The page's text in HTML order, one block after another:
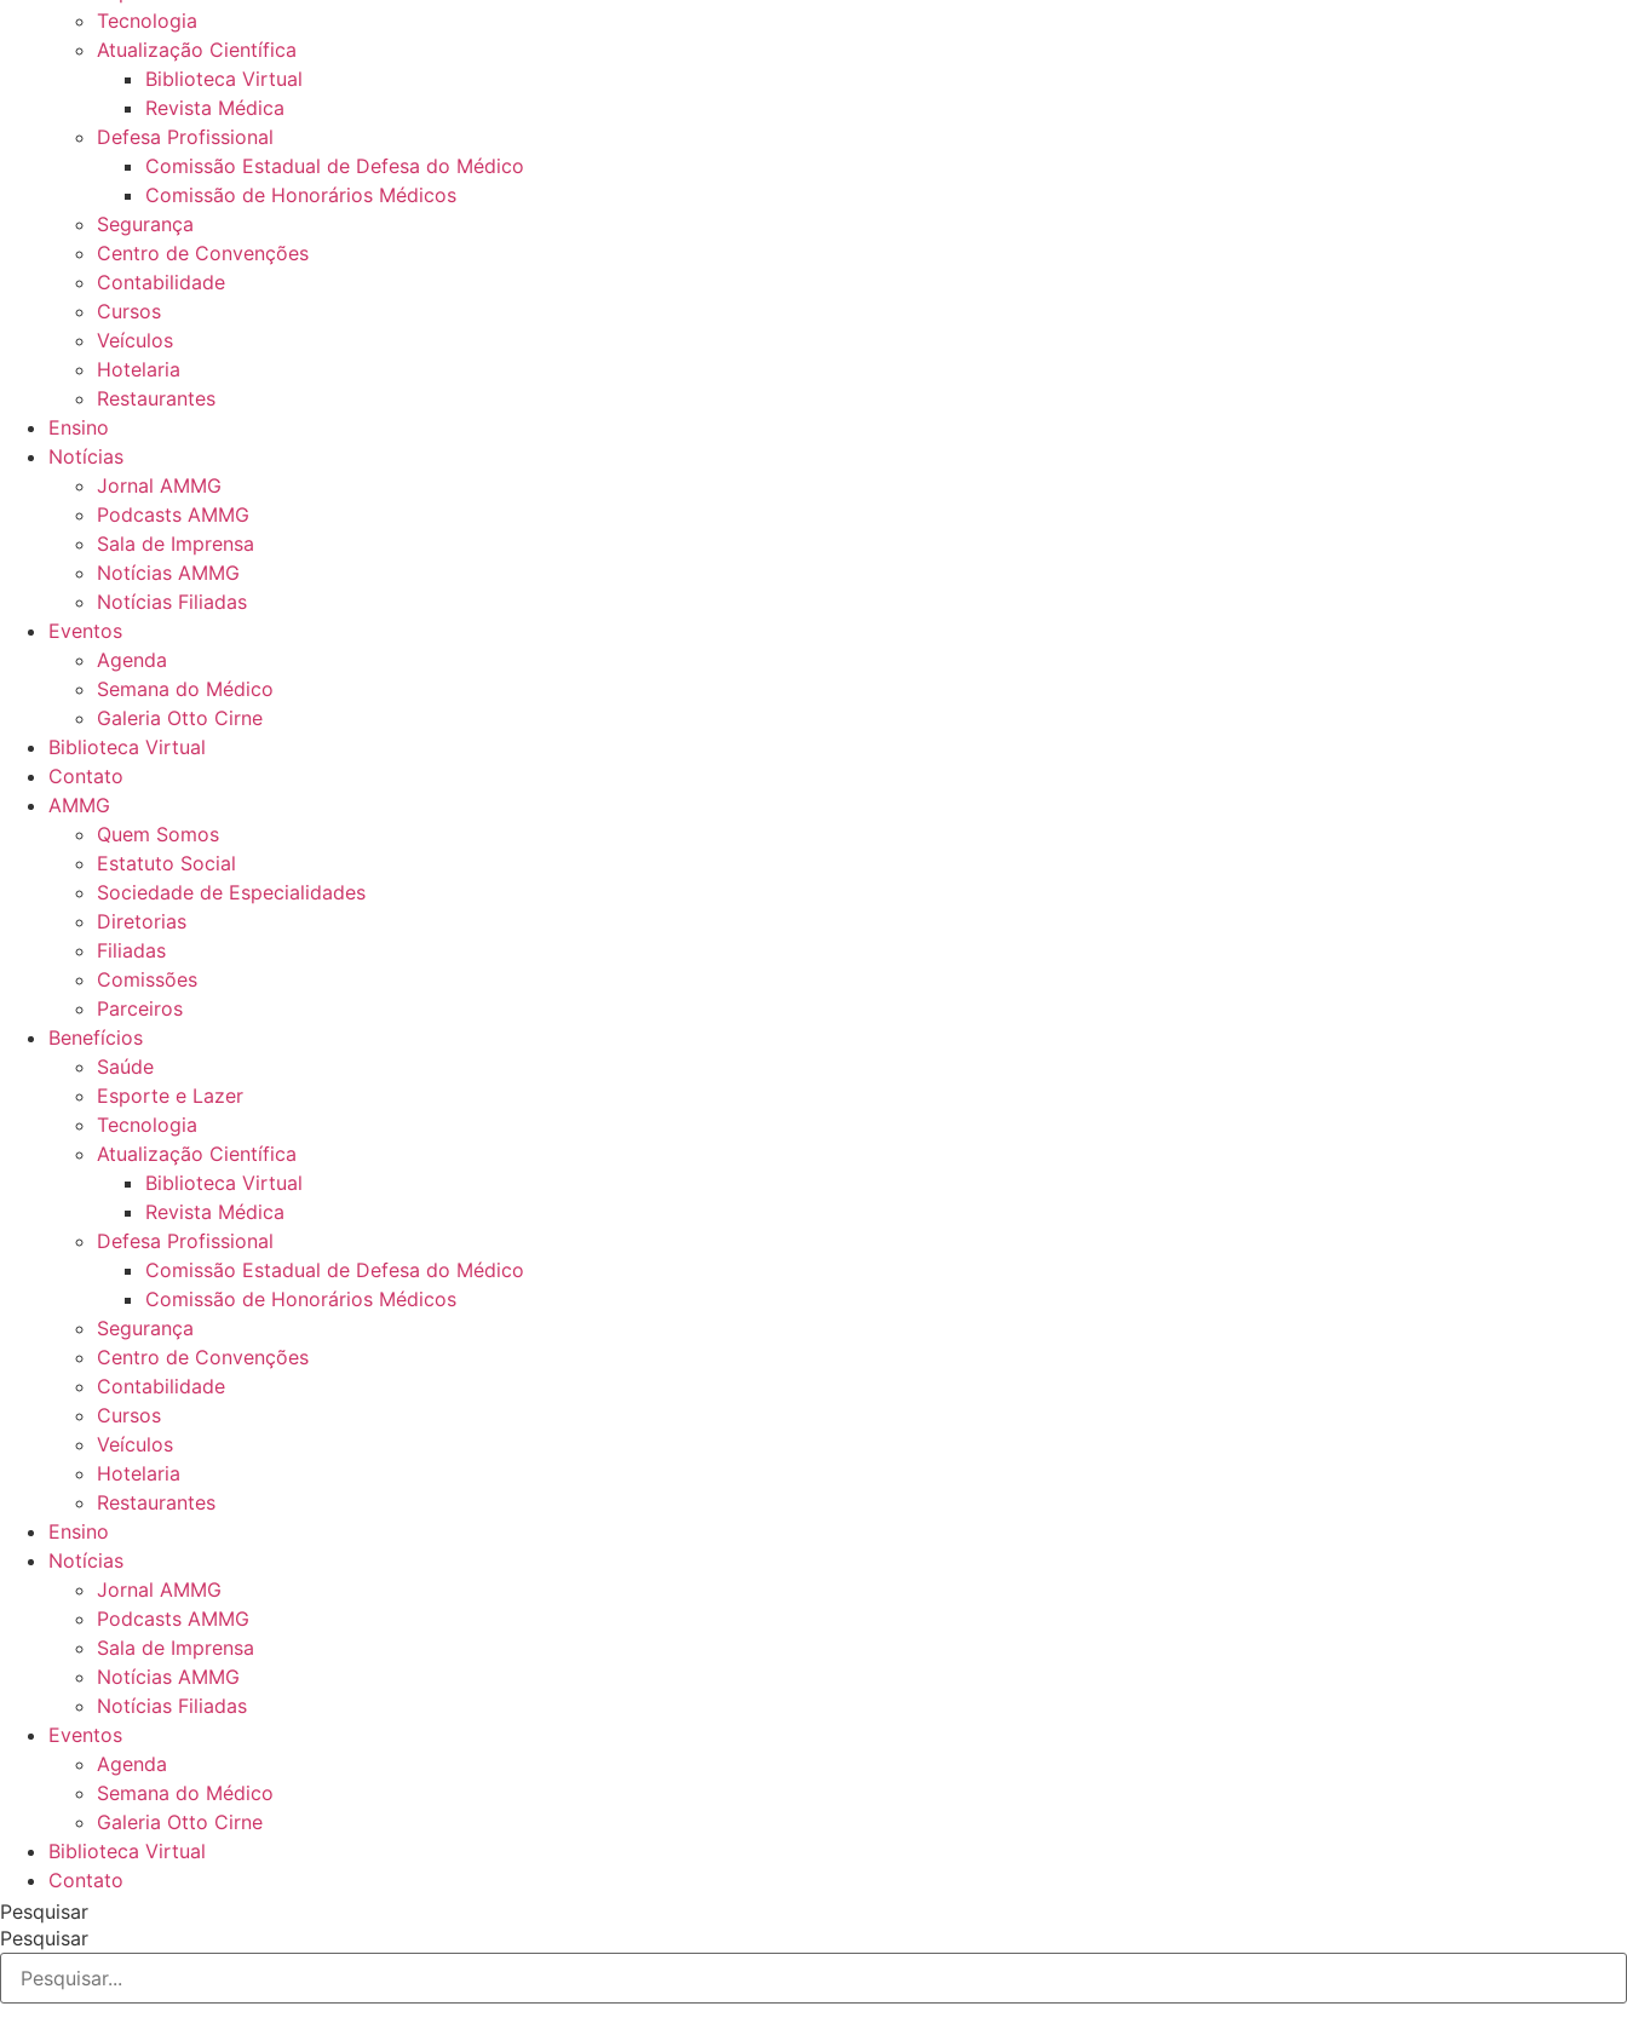
Tecnologia
Atualização Científica
Biblioteca Virtual
Revista Médica
Defesa Profissional
Comissão Estadual de Defesa do Médico
Comissão de Honorários Médicos
Segurança
Centro de Convenções
Contabilidade
Cursos
Veículos
Hotelaria
Restaurantes
Ensino
Notícias
Jornal AMMG
Podcasts AMMG
Sala de Imprensa
Notícias AMMG
Notícias Filiadas
Eventos
Agenda
Semana do Médico
Galeria Otto Cirne
Biblioteca Virtual
Contato
AMMG
Quem Somos
Estatuto Social
Sociedade de Especialidades
Diretorias
Filiadas
Comissões
Parceiros
Benefícios
Saúde
Esporte e Lazer
Tecnologia
Atualização Científica
Biblioteca Virtual
Revista Médica
Defesa Profissional
Comissão Estadual de Defesa do Médico
Comissão de Honorários Médicos
Segurança
Centro de Convenções
Contabilidade
Cursos
Veículos
Hotelaria
Restaurantes
Ensino
Notícias
Jornal AMMG
Podcasts AMMG
Sala de Imprensa
Notícias AMMG
Notícias Filiadas
Eventos
Agenda
Semana do Médico
Galeria Otto Cirne
Biblioteca Virtual
Contato
Pesquisar
Pesquisar